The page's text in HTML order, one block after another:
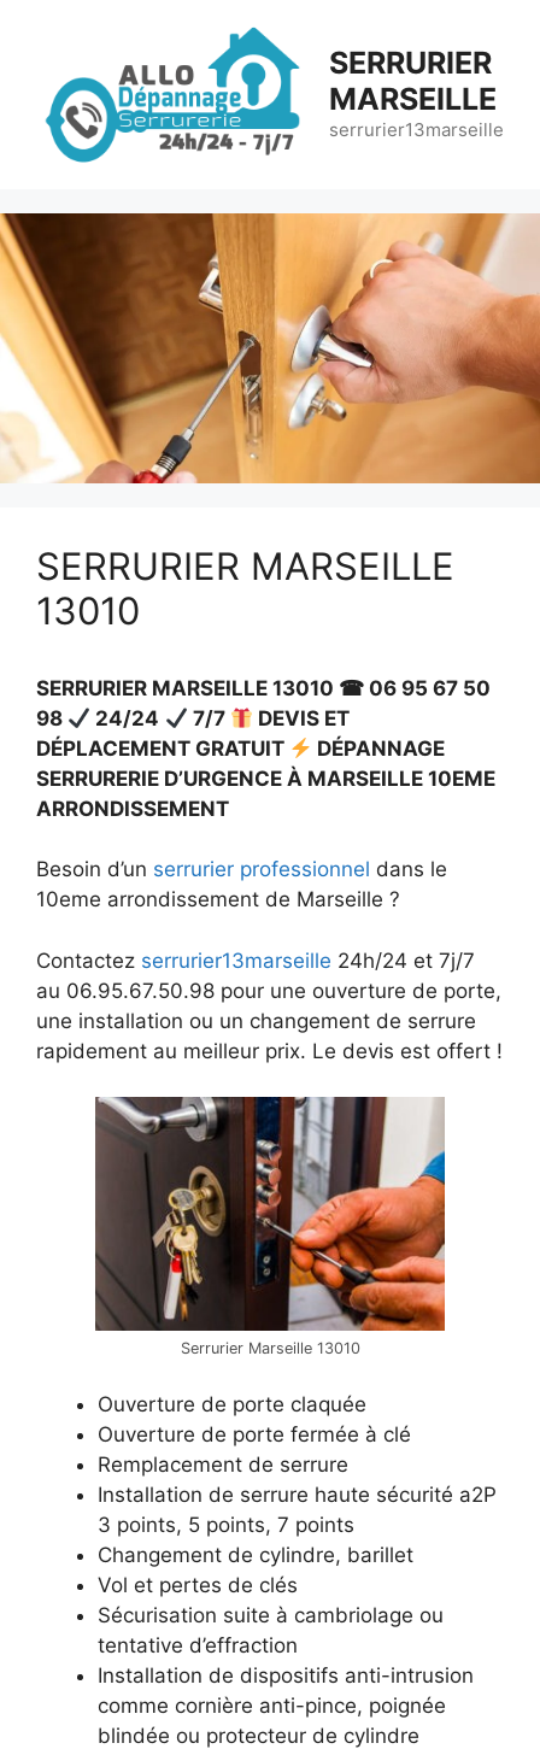
contenu
SERRURIER
MARSEILLE
serrurier13marseille
SERRURIER MARSEILLE
13010
SERRURIER MARSEILLE 13010 ☎ 06 95 67 50
98
24/24 7/7
DEVIS ET
DÉPLACEMENT GRATUIT
DÉPANNAGE
SERRURERIE D’URGENCE À MARSEILLE 10EME
ARRONDISSEMENT
Besoin d’un serrurier professionnel dans le
10eme arrondissement de Marseille ?
Contactez serrurier13marseille 24h/24 et 7j/7
au 06.95.67.50.98 pour une ouverture de porte,
une installation ou un changement de serrure
rapidement au meilleur prix. Le devis est offert !
Serrurier Marseille 13010
Ouverture de porte claquée
Ouverture de porte fermée à clé
Remplacement de serrure
Installation de serrure haute sécurité a2P
3 points, 5 points, 7 points
Changement de cylindre, barillet
Vol et pertes de clés
Sécurisation suite à cambriolage ou
tentative d’effraction
Installation de dispositifs anti-intrusion
comme cornière anti-pince, poignée
blindée ou protecteur de cylindre